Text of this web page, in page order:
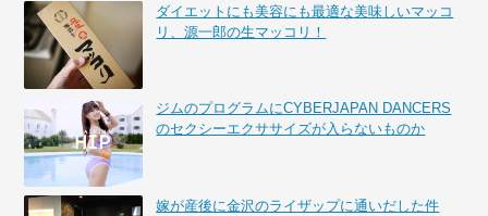
ダイエットにも美容にも最適な美味しいマッコ
リ、源一郎の生マッコリ！
ジムのプログラムにCYBERJAPAN DANCERS
のセクシーエクササイズが入らないものか
嫁が産後に金沢のライザップに通いだした件